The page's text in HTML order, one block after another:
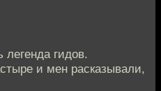
гидов.
и мен расказывали,